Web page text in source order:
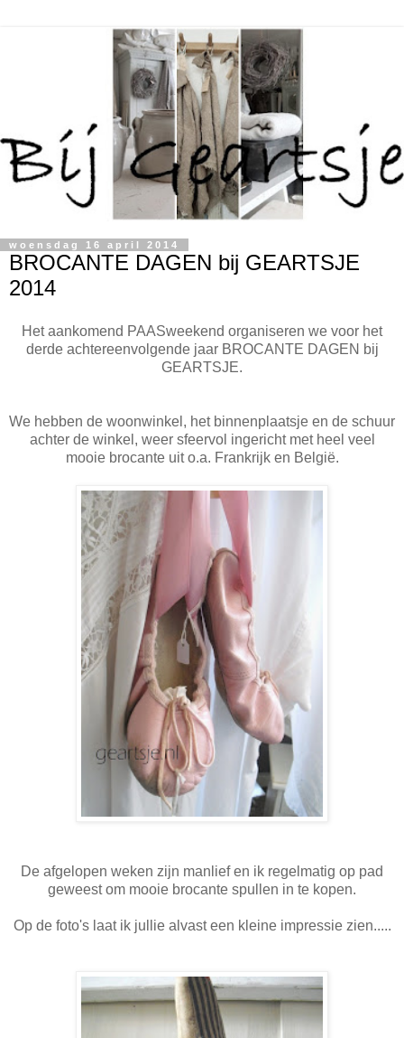
woensdag 16 april 2014
BROCANTE DAGEN bij GEARTSJE
2014
Het aankomend PAASweekend organiseren we voor het
derde achtereenvolgende jaar BROCANTE DAGEN bij
GEARTSJE.
We hebben de woonwinkel, het binnenplaatsje en de schuur
achter de winkel, weer sfeervol ingericht met heel veel
mooie brocante uit o.a. Frankrijk en België.
De afgelopen weken zijn manlief en ik regelmatig op pad
geweest om mooie brocante spullen in te kopen.
Op de foto's laat ik jullie alvast een kleine impressie zien.....